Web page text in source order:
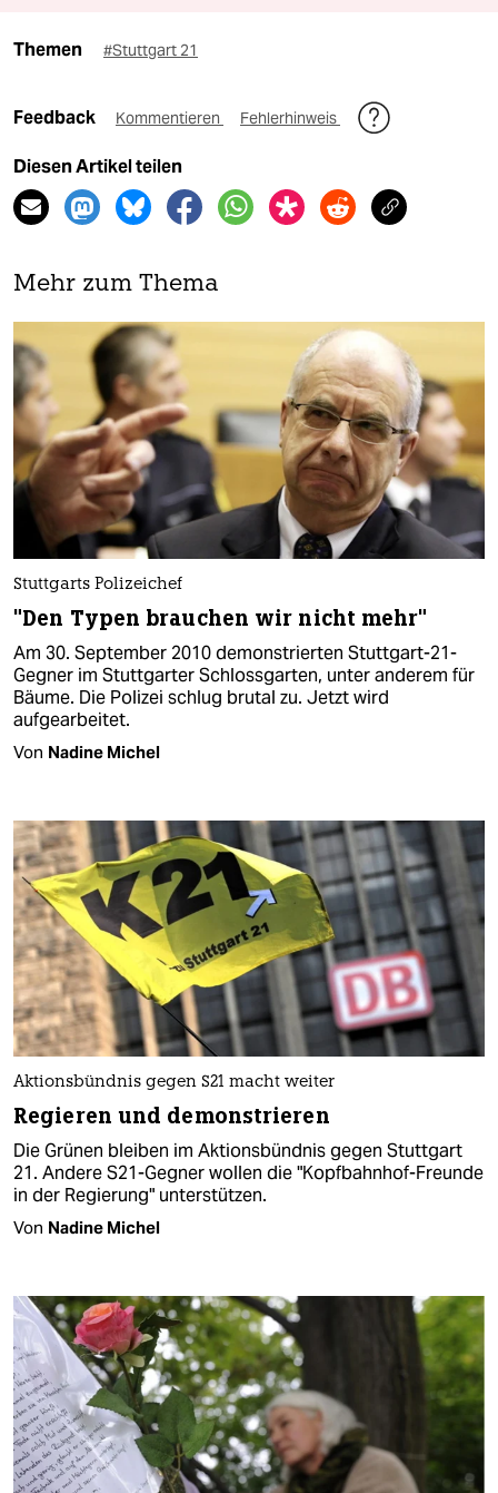
Themen #Stuttgart 21
Feedback Kommentieren Fehlerhinweis
Diesen Artikel teilen
Mehr zum Thema
Stuttgarts Polizeichef
"Den Typen brauchen wir nicht mehr"
Am 30. September 2010 demonstrierten Stuttgart-21-
Gegner im Stuttgarter Schlossgarten, unter anderem für
Bäume. Die Polizei schlug brutal zu. Jetzt wird
aufgearbeitet.
Von Nadine Michel
Aktionsbündnis gegen S21 macht weiter
Regieren und demonstrieren
Die Grünen bleiben im Aktionsbündnis gegen Stuttgart
21. Andere S21-Gegner wollen die "Kopfbahnhof-Freunde
in der Regierung" unterstützen.
Von Nadine Michel